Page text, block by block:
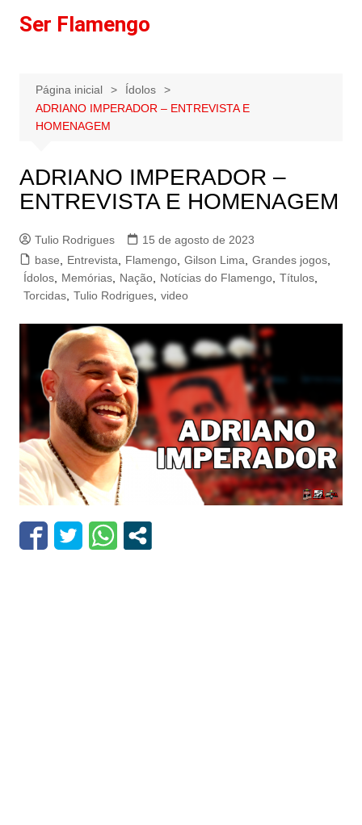
paraSer Flamengo
Página inicial
Ídolos
ADRIANO IMPERADOR – ENTREVISTA E
HOMENAGEM
ADRIANO IMPERADOR –
ENTREVISTA E HOMENAGEM
Tulio Rodrigues
15 de agosto de 2023
base
Entrevista Flamengo, Gilson Lima Grandes jogos,
Ídolos, Memórias, Nação, Notícias do Flamengo, Títulos,
Torcidas, Tulio Rodrigues, video